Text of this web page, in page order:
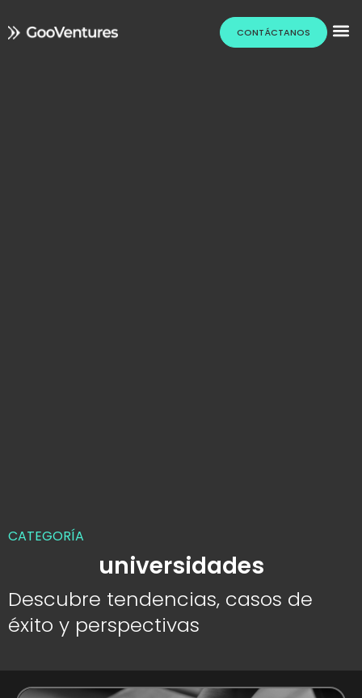
CONTÁCTANOS
CATEGORÍA
universidades
Descubre tendencias, casos de
éxito y perspectivas